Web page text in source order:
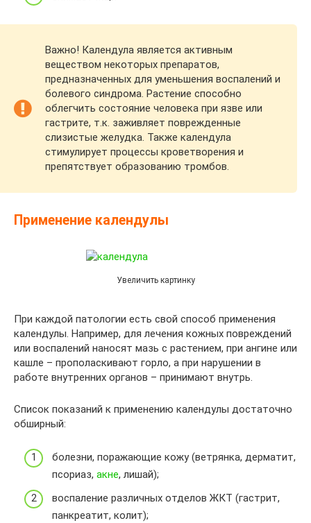
Важно! Календула является активным
веществом некоторых препаратов,
предназначенных для уменьшения воспалений и
болевого синдрома. Растение способно
облегчить состояние человека при язве или
гастрите, т.к. заживляет поврежденные
слизистые желудка. Также календула
стимулирует процессы кроветворения и
препятствует образованию тромбов.
Применение календулы
Увеличить картинку
При каждой патологии есть свой способ применения
календулы. Например, для лечения кожных повреждений
или воспалений наносят мазь с растением, при ангине или
кашле – прополаскивают горло, а при нарушении в
работе внутренних органов – принимают внутрь.
Список показаний к применению календулы достаточно
обширный:
болезни, поражающие кожу (ветрянка, дерматит,
псориаз, акне, лишай);
воспаление различных отделов ЖКТ (гастрит,
панкреатит, колит);